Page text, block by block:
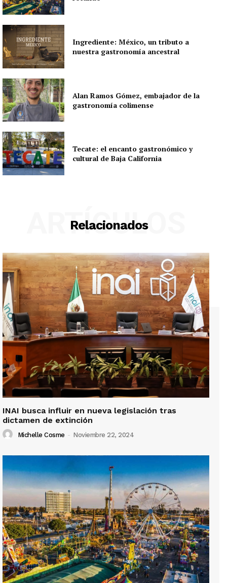
Ingrediente: México, un tributo a
nuestra gastronomía ancestral
Alan Ramos Gómez, embajador de la
gastronomía colimense
Tecate: el encanto gastronómico y
cultural de Baja California
Relacionados
ARTÍCULOS
INAI busca influir en nueva legislación tras
dictamen de extinción
Michelle Cosme - Noviembre 22, 2024